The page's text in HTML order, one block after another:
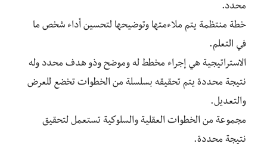
محدد.
خطة منتظمة يتم ملاءمتها وتوضيحها لتحسين أداء شخص ما
في التعلم.
الاستراتيجية هي إجراء مخطط له وموضح وذو هدف محدد وله
نتيجة محددة يتم تحقيقه بسلسلة من الخطوات تخضع للعرض
والتعديل.
مجموعة من الخطوات العقلية والسلوكية تستعمل لتحقيق
نتيجة محددة.